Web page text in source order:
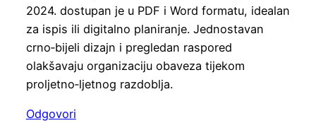
2024. dostupan je u PDF i Word formatu, idealan
za ispis ili digitalno planiranje. Jednostavan
crno‑bijeli dizajn i pregledan raspored
olakšavaju organizaciju obaveza tijekom
proljetno‑ljetnog razdoblja.
Odgovori